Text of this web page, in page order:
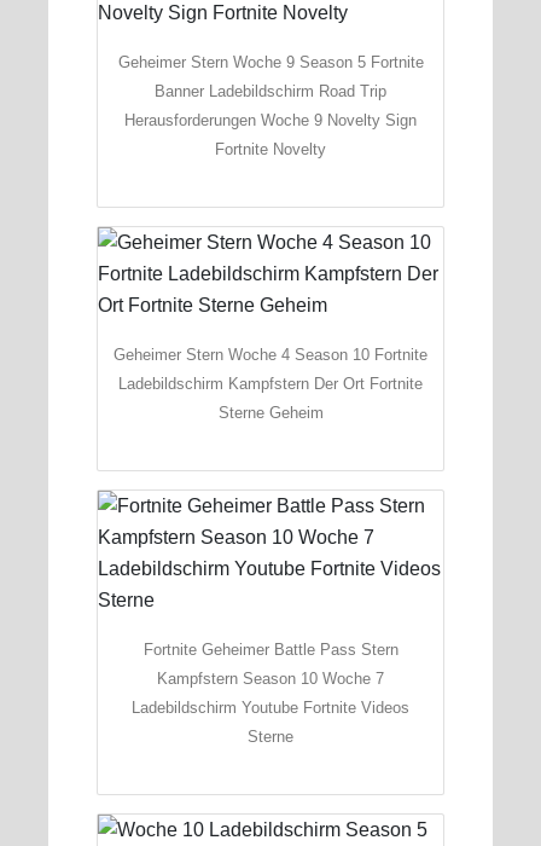
Geheimer Stern Woche 9 Season 5 Fortnite
Banner Ladebildschirm Road Trip
Herausforderungen Woche 9 Novelty Sign
Fortnite Novelty
Geheimer Stern Woche 4 Season 10 Fortnite
Ladebildschirm Kampfstern Der Ort Fortnite
Sterne Geheim
Fortnite Geheimer Battle Pass Stern
Kampfstern Season 10 Woche 7
Ladebildschirm Youtube Fortnite Videos
Sterne